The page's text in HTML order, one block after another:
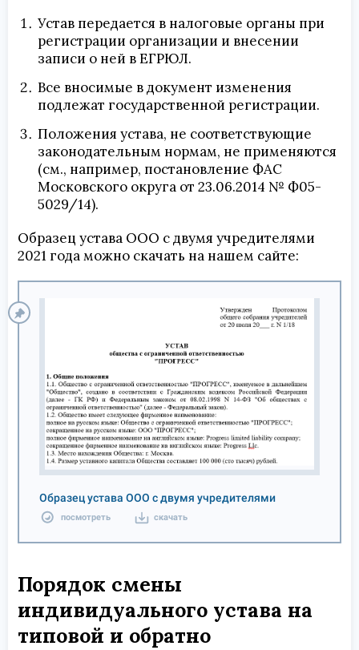
Устав передается в налоговые органы при
регистрации организации и внесении
записи о ней в ЕГРЮЛ.
Все вносимые в документ изменения
подлежат государственной регистрации.
Положения устава, не соответствующие
законодательным нормам, не применяются
(см., например, постановление ФАС
Московского округа от 23.06.2014 № Ф05-
5029/14).
Образец устава ООО с двумя учредителями
2021 года можно скачать на нашем сайте:
Образец устава ООО с двумя учредителями
посмотреть скачать
Порядок смены
индивидуального устава на
типовой и обратно